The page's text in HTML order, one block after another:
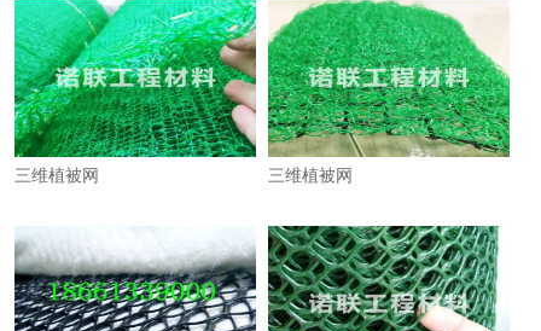
三维植被网 三维植被网